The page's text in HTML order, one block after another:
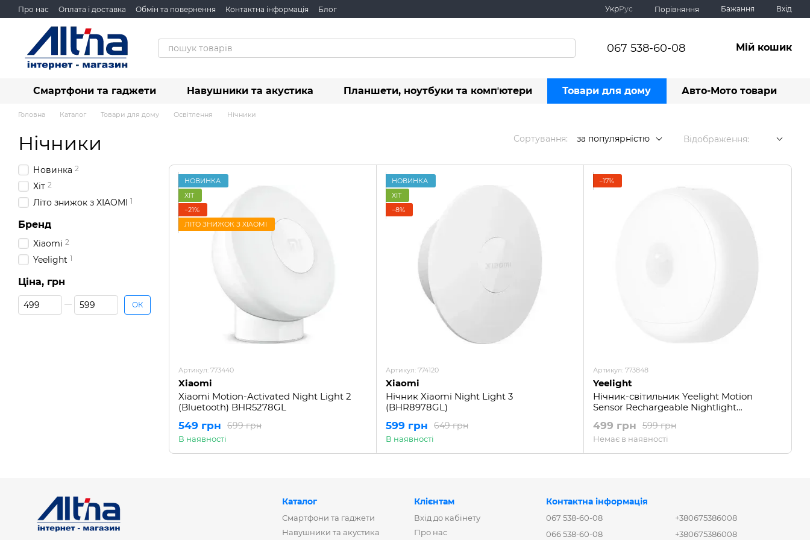
Перейти до основного контенту
Про нас Оплата і доставка Обмін та повернення Контактна інформація Блог УкрРус Порівняння Бажання Вхід
067 538-60-08 Мій кошик
Смартфони та гаджети Навушники та акустика Планшети, ноутбуки та компʼютери Товари для дому Авто-Мото товари
Головна Каталог Товари для дому Освітлення Нічники
Нічники Сортування: за популярністю Відображення:
НОВИНКА
ХІТ
−21%
ЛІТО ЗНИЖОК З XIAOMI
Артикул: 773440
Xiaomi
Xiaomi Motion-Activated Night Light 2
(Bluetooth) BHR5278GL
699 грн
549 грн
В наявності
НОВИНКА
ХІТ
−8%
Артикул: 774120
Xiaomi
Нічник Xiaomi Night Light 3
(BHR8978GL)
649 грн
599 грн
В наявності
−17%
Артикул: 773848
Yeelight
Нічник-світильник Yeelight Motion
Sensor Rechargeable Nightlight
599 грн
499 грн
Немає в наявності
Новинка 2
Хіт 2
Літо знижок з XIAOMI 1
Бренд
Xiaomi 2
Yeelight 1
Ціна, грн
Від Ціна, грн
До Ціна, грн ОК
Каталог
Смартфони та гаджети
Навушники та акустика
Клієнтам
Вхід до кабінету
Про нас
Контактна інформація
067 538-60-08
066 538-60-08
+380675386008
+380675386008